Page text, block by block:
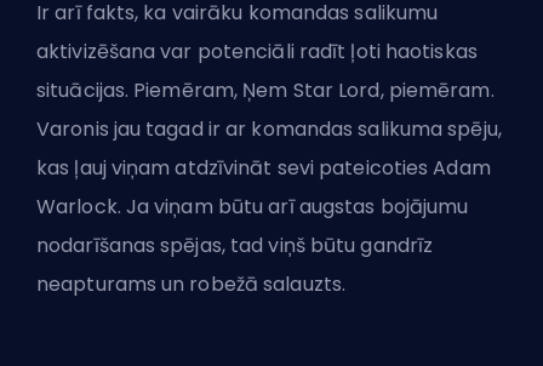
Ir arī fakts, ka vairāku komandas salikumu
aktivizēšana var potenciāli radīt ļoti haotiskas
situācijas. Piemēram, Ņem Star Lord, piemēram.
Varonis jau tagad ir ar komandas salikuma spēju,
kas ļauj viņam atdzīvināt sevi pateicoties Adam
Warlock. Ja viņam būtu arī augstas bojājumu
nodarīšanas spējas, tad viņš būtu gandrīz
neapturams un robežā salauzts.